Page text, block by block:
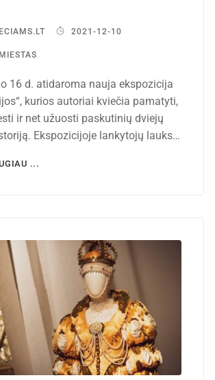
2021-12-10
MIESTAS
16 d. atidaroma nauja ekspozicija
kurios autoriai kviečia pamatyti,
ir net užuosti paskutinių dviejų
Ekspozicijoje lankytojų lauks…
...